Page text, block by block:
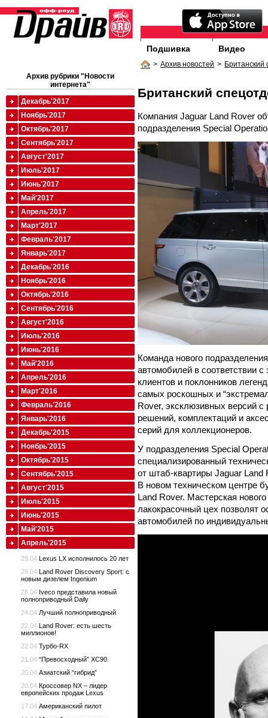
Подшивка Видео
> Архив новостей > Британский
Британский
Компания Jaguar Land Rover
подразделения Special
Команда нового
автомобилей в соответствии
клиентов и поклонников
самых роскошных и
Rover, эксклюзивных версий
решений, комплектаций и
серий для коллекционеров.
У подразделения Special
специализированный
от штаб-квартиры Jaguar
В новом техническом центре
Land Rover. Мастерская
лакокрасочный цех позволят
автомобилей по
Архив рубрики "Новости
интернета"
Декабрь'2017
Ноябрь'2017
Октябрь'2017
Сентябрь'2017
Август'2017
Июль'2017
Июнь'2017
Май'2017
Апрель'2017
Март'2017
Февраль'2017
Январь'2017
Декабрь'2016
Ноябрь'2016
Октябрь'2016
Сентябрь'2016
Август'2016
Июль'2016
Июнь'2016
Май'2016
Апрель'2016
Март'2016
Февраль'2016
Январь'2016
Декабрь'2015
Ноябрь'2015
Октябрь'2015
Сентябрь'2015
Август'2015
Июль'2015
Июнь'2015
Май'2015
Апрель'2015
29.04 Lexus LX исполнилось 20 лет
28.04 Land Rover Discovery Sport: с
новым дизелем Ingenium
28.04 Iveco представила новый
полноприводный Daily
24.04 Лучший полноприводный
22.04 Land Rover: есть шесть
миллионов!
22.04 Турбо-RX
21.04 “Превосходный” XC90
20.04 Азиатский “гибрид”
20.04 Кроссовер NX – лидер
европейских продаж Lexus
17.04 Американский пилот